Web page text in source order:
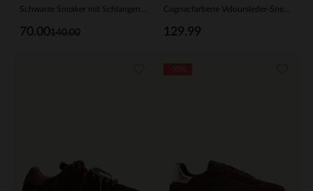
140.00
70.00 129.99